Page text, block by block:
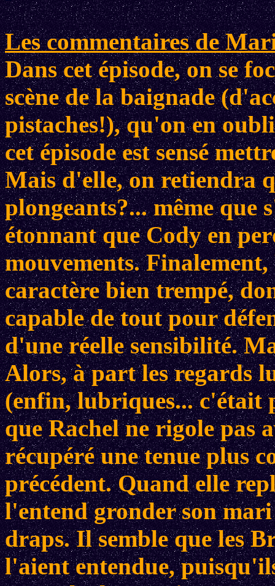
Les commentaires de
Dans cet épisode, on se
scène de la baignade
pistaches!), qu'on en
cet épisode est sensé
Mais d'elle, on retiendra
plongeants?... même que
étonnant que Cody en
mouvements.
caractère bien trempé,
capable de tout pour
d'une réelle sensibilité.
Alors, à part les regards
(enfin, lubriques... c'était
que Rachel ne rigole pas
récupéré une tenue plus
précédent. Quand elle
l'entend gronder son
draps. Il semble que les
l'aient entendue,